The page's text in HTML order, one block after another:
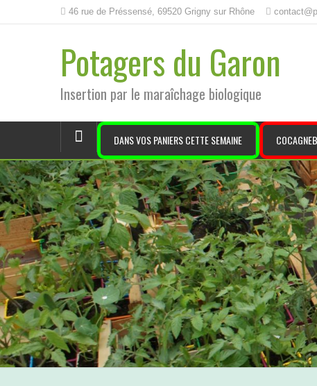
46 rue de Préssensé, 69520 Grigny sur Rhône
Potagers du Garon
Insertion par le maraîchage biologique
DANS VOS PANIERS CETTE SEMAINE